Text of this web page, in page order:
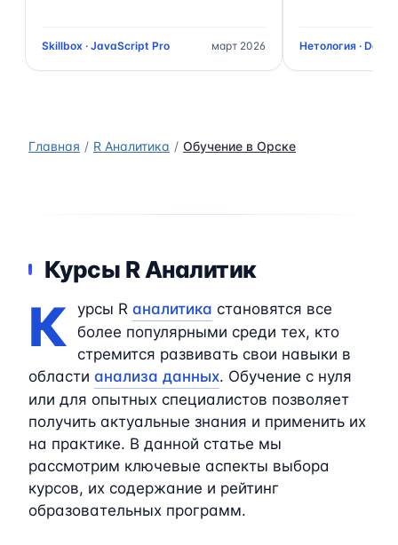
Skillbox · JavaScript Pro март 2026 Нетология · Data
Главная R Аналитика Обучение в Орске
Курсы R Аналитик
К урсы R аналитика становятся все
более популярными среди тех, кто
стремится развивать свои навыки в
области анализа данных. Обучение с нуля
или для опытных специалистов позволяет
получить актуальные знания и применить их
на практике. В данной статье мы
рассмотрим ключевые аспекты выбора
курсов, их содержание и рейтинг
образовательных программ.